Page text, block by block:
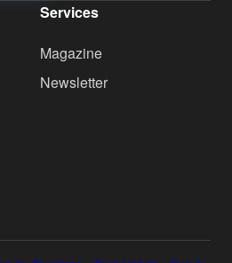
Services
Magazine
Newsletter